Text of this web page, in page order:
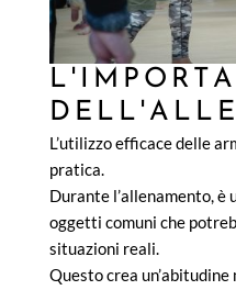
L’utilizzo efficace delle
pratica.
Durante l’allenamento,
oggetti comuni che
situazioni reali.
Questo crea